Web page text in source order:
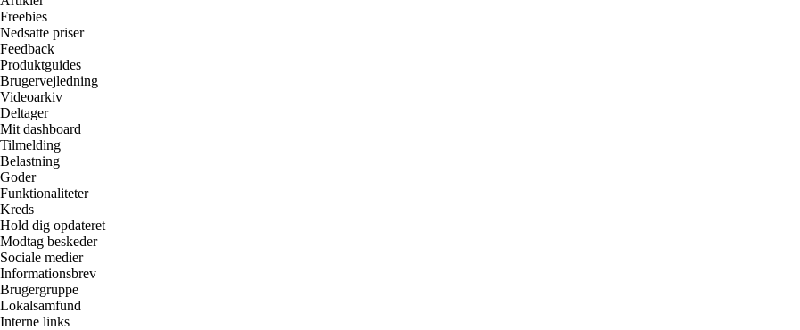
Freebies
Nedsatte priser
Feedback
Produktguides
Brugervejledning
Videoarkiv
Deltager
Mit dashboard
Tilmelding
Belastning
Goder
Funktionaliteter
Kreds
Hold dig opdateret
Modtag beskeder
Sociale medier
Informationsbrev
Brugergruppe
Lokalsamfund
Interne links